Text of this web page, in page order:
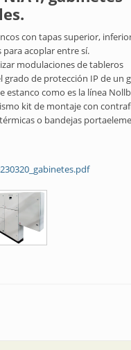
con tapas superior,
para acoplar entre sí.
modulaciones de tableros
grado de protección IP de un
estanco como es la línea
kit de montaje con
o bandejas
Gabinetes acoplables